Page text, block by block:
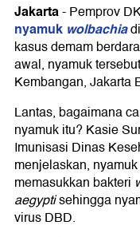
Jakarta-Pemprov
nyamuk wolbachia
kasus demam
awal, nyamuk
Kembangan, Jakarta
Lantas, bagaimana
nyamuk itu? Kasie
Imunisasi Dinas
menjelaskan,
memasukkan bakteri
aegyptisehingga
virus DBD.